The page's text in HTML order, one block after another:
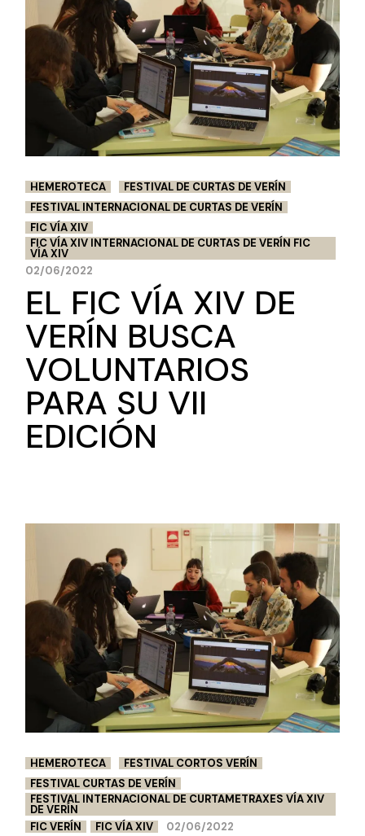
HEMEROTECA
FESTIVAL DE CURTAS DE VERÍN
FESTIVAL INTERNACIONAL DE CURTAS DE VERÍN
FIC VÍA XIV
FIC VÍA XIV INTERNACIONAL DE CURTAS DE VERÍN FIC
VÍA XIV
02/06/2022
EL FIC VÍA XIV DE
VERÍN BUSCA
VOLUNTARIOS
PARA SU VII
EDICIÓN
HEMEROTECA
FESTIVAL CORTOS VERÍN
FESTIVAL CURTAS DE VERÍN
FESTIVAL INTERNACIONAL DE CURTAMETRAXES VÍA XIV
DE VERÍN
FIC VERÍN
FIC VÍA XIV 02/06/2022